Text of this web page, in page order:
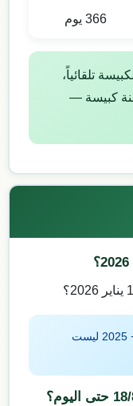
366 يوم
تلقائياً،
كبيسة —
2024 سنة كبيسة (366 يوم) + 2025 ليست